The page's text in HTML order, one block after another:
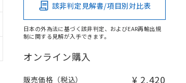
該非判定見解書/項目別対比表
日本の外為法に基づく該非判定、およびEAR再輸出規
制に関する見解が入手できます。
オンライン購入
販売価格（税込） ¥ 2,420